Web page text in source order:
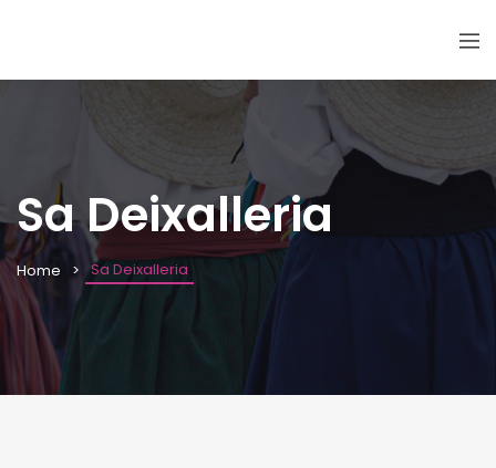
Sa Deixalleria
Home Sa Deixalleria